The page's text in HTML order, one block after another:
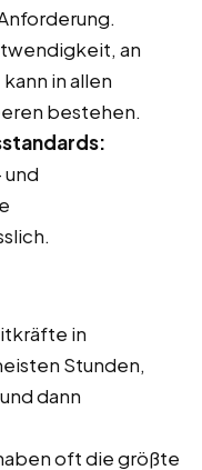
an
in allen
bestehen.
und
in
Stunden,
dann
oft die größte